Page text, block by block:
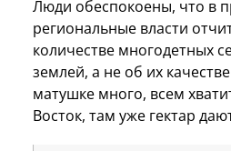
Люди обеспокоены, что в
региональные власти
количестве многодетных
землей, а не об их
матушке много, всем
Восток, там уже гектар